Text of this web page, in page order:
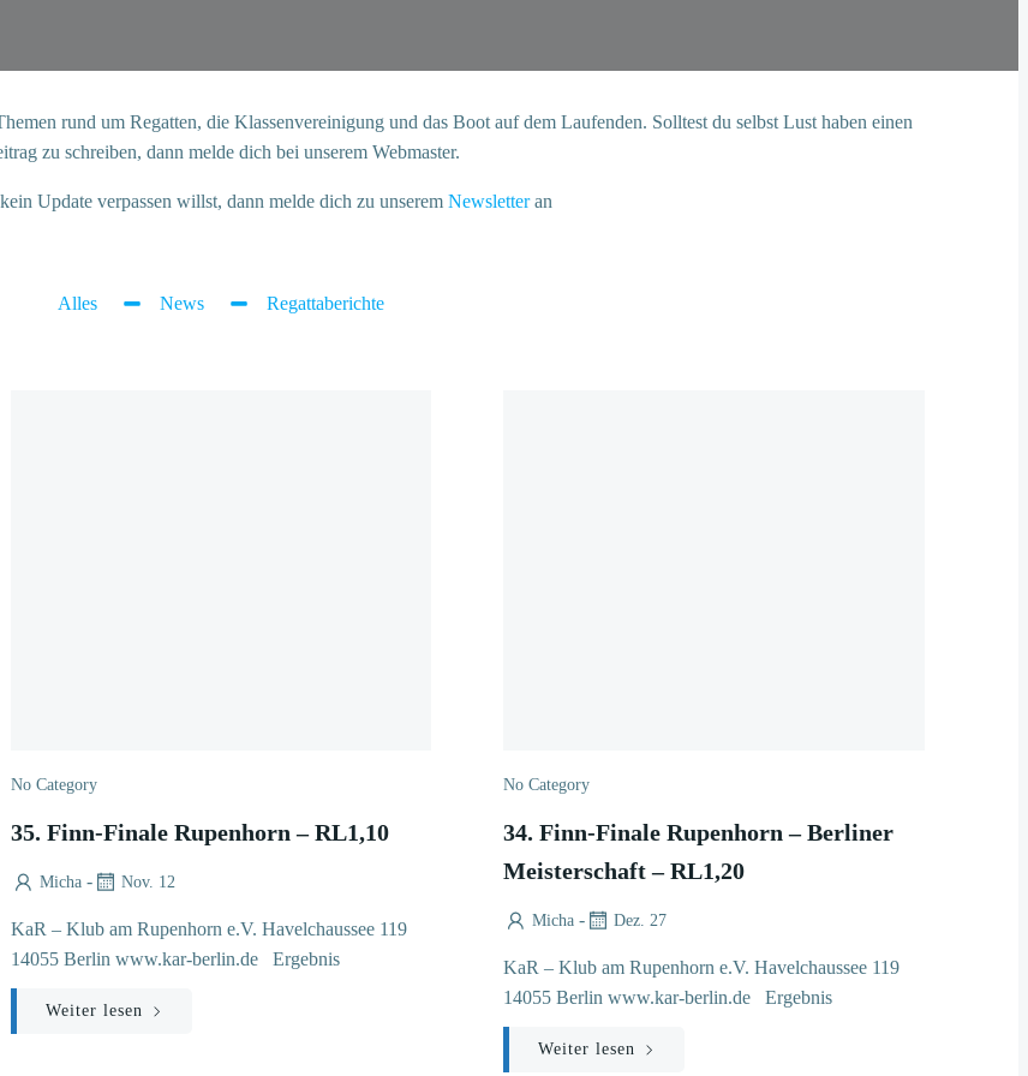
rund um Regatten, die Klassenvereinigung und das Boot auf dem Laufenden. Solltest du selbst Lust haben einen
zu schreiben, dann melde dich bei unserem Webmaster.
Update verpassen willst, dann melde dich zu unserem Newsletteran
Alles News Regattaberichte
No Category
35. Finn-Finale Rupenhorn – RL1,10
Micha - Nov. 12
KaR – Klub am Rupenhorn e.V. Havelchaussee 119
14055 Berlin www.kar-berlin.de Ergebnis
Weiter lesen
No Category
34. Finn-Finale Rupenhorn – Berliner
Meisterschaft – RL1,20
Micha - Dez. 27
KaR – Klub am Rupenhorn e.V. Havelchaussee 119
14055 Berlin www.kar-berlin.de Ergebnis
Weiter lesen